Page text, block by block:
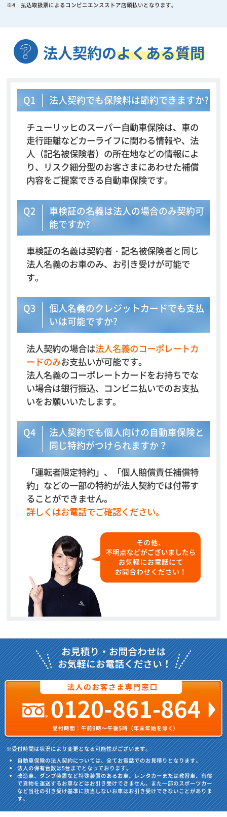
※4 払込取扱票によるコンビニエンスストア店頭払いとなります。
法人契約のよくある質問
Q1 法人契約でも保険料は節約できますか?
チューリッヒのスーパー自動車保険は、車の
走行距離などカーライフに関わる情報や、法
人（記名被保険者）の所在地などの情報によ
り、リスク細分型のお客さまにあわせた補償
内容をご提案できる自動車保険です。
Q2
車検証の名義は法人の場合のみ契約可
能ですか?
車検証の名義は契約者・記名被保険者と同じ
法人名義のお車のみ、お引き受けが可能で
す。
Q3
個人名義のクレジットカードでも支払
いは可能ですか?
法人契約の場合は法人名義のコーポレートカ
ードのみお支払いが可能です。
法人名義のコーポレートカードをお持ちでな
い場合は銀行振込、コンビニ払いでのお支払
いをお願いいたします。
Q4
法人契約でも個人向けの自動車保険と
同じ特約がつけられますか？
「運転者限定特約」、「個人賠償責任補償特
約」などの一部の特約が法人契約では付帯す
ることができません。
詳しくはお電話でご確認ください。
※受付時間は状況により変更となる可能性がございます。
自動車保険の法人契約については、全てお電話でのお見積りとなります。
法人の保有台数は5台までとなっております。
改造車、ダンプ装置など特殊装置のあるお車、レンタカーまたは教習車、有償
で貨物を運送するお車などはお引き受けできません。また一部のスポーツカー
など当社の引き受け基準に該当しないお車はお引き受けできないことがありま
す。